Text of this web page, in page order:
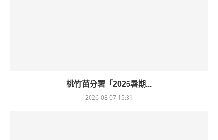
桃竹苗分署「2026暑期...
2026-08-07 15:31